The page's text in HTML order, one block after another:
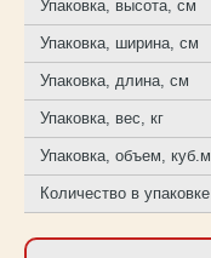
Упаковка, высота, см
Упаковка, ширина, см
Упаковка, длина, см
Упаковка, вес, кг
Упаковка, объем, куб.м
Количество в упаковке